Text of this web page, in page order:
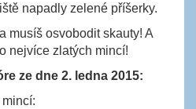
napadly zelené příšerky.
musíš osvobodit skauty! A
nejvíce zlatých mincí!
ze dne 2. ledna 2015: